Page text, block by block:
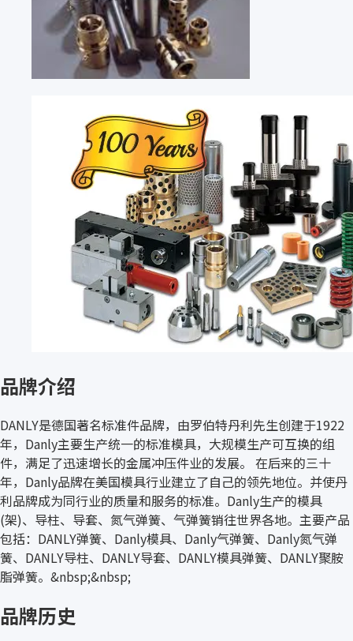
品牌介绍
DANLY是德国著名标准件品牌，由罗伯特丹利先生创建于1922
年，Danly主要生产统一的标准模具，大规模生产可互换的组
件，满足了迅速增长的金属冲压件业的发展。 在后来的三十
年，Danly品牌在美国模具行业建立了自己的领先地位。并使丹
利品牌成为同行业的质量和服务的标准。Danly生产的模具
(架)、导柱、导套、氮气弹簧、气弹簧销往世界各地。主要产品
包括：DANLY弹簧、Danly模具、Danly气弹簧、Danly氮气弹
簧、DANLY导柱、DANLY导套、DANLY模具弹簧、DANLY聚胺
脂弹簧。&nbsp;&nbsp;
品牌历史